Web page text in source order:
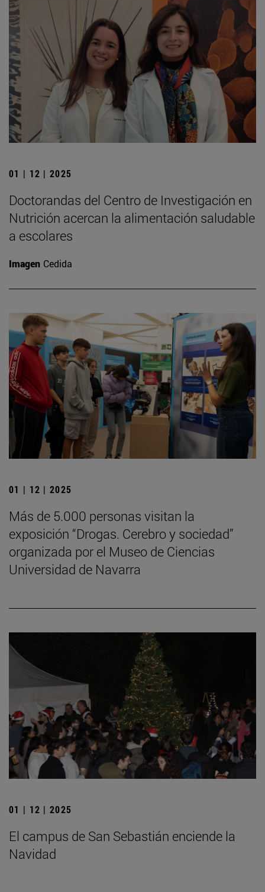
01 | 12 | 2025
Doctorandas del Centro de Investigación en
Nutrición acercan la alimentación saludable
a escolares
Imagen Cedida
01 | 12 | 2025
Más de 5.000 personas visitan la
exposición “Drogas. Cerebro y sociedad”
organizada por el Museo de Ciencias
Universidad de Navarra
01 | 12 | 2025
El campus de San Sebastián enciende la
Navidad